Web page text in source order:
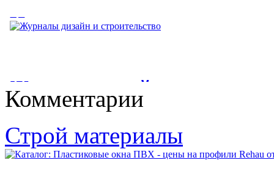
года) (редакция,
Градостроительный кодекс Российской Федерации (с
изменениями на 29 июля 2017 года)...
Инструкция о порядке учета
Российской Федерации в
естественные водоемы и
водохранилища - (утв
Журналы дизайн и
строительство
Журналы дизайн и строительство. Цветом отмечены издания,
в которых должны быть...
Комментарии
Строй материалы